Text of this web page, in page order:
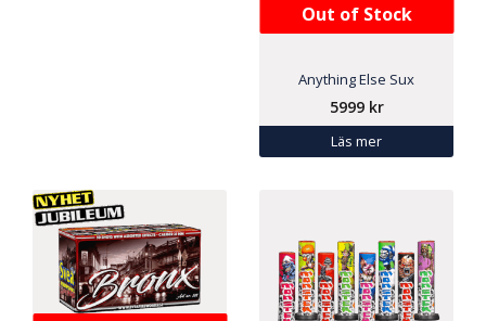
Out of Stock
Anything Else Sux
5999 kr
Läs mer